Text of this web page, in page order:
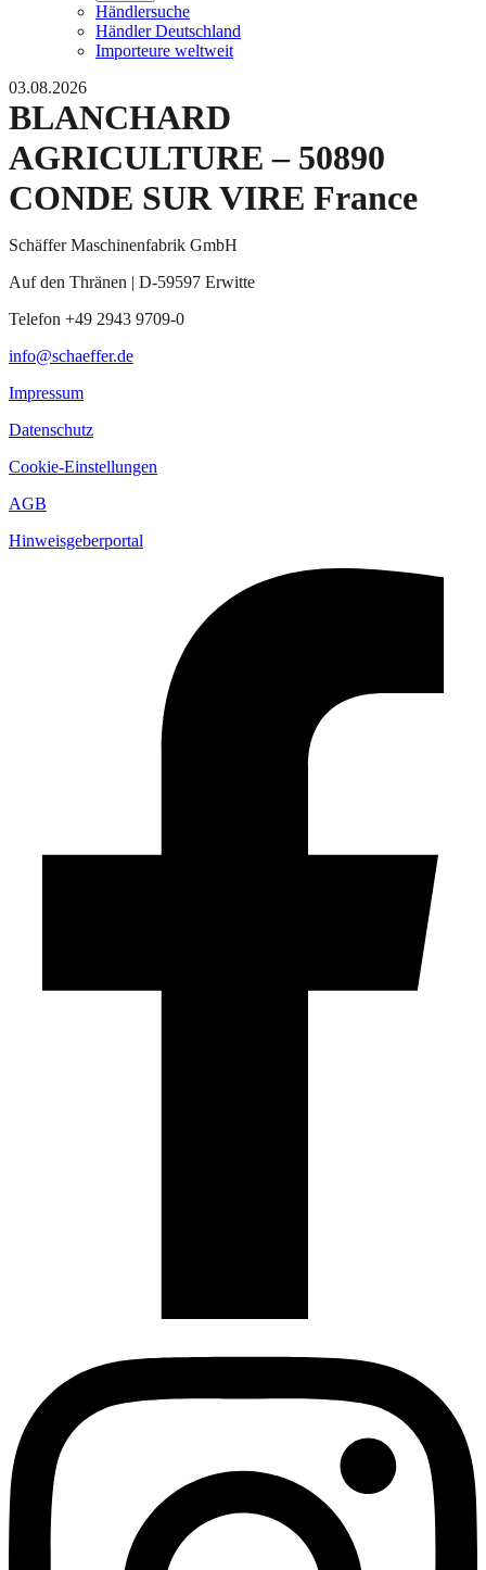
Händlersuche
Händler Deutschland
Importeure weltweit
03.08.2026
BLANCHARD
AGRICULTURE – 50890
CONDE SUR VIRE France
Schäffer Maschinenfabrik GmbH
Auf den Thränen | D-59597 Erwitte
Telefon +49 2943 9709-0
info@schaeffer.de
Impressum
Datenschutz
Cookie-Einstellungen
AGB
Hinweisgeberportal